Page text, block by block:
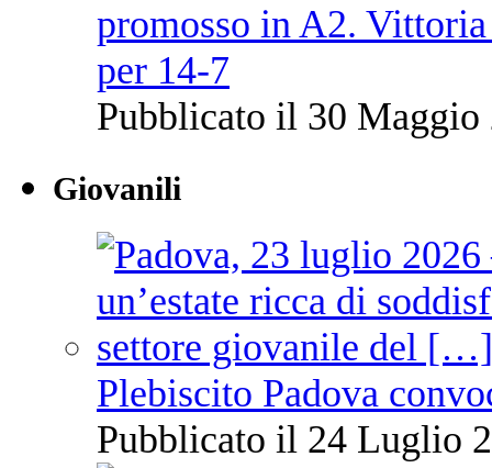
promosso in A2.
per 14-7
Pubblicato il 30 Maggio
Giovanili
Plebiscito Padova
Pubblicato il 24 Luglio